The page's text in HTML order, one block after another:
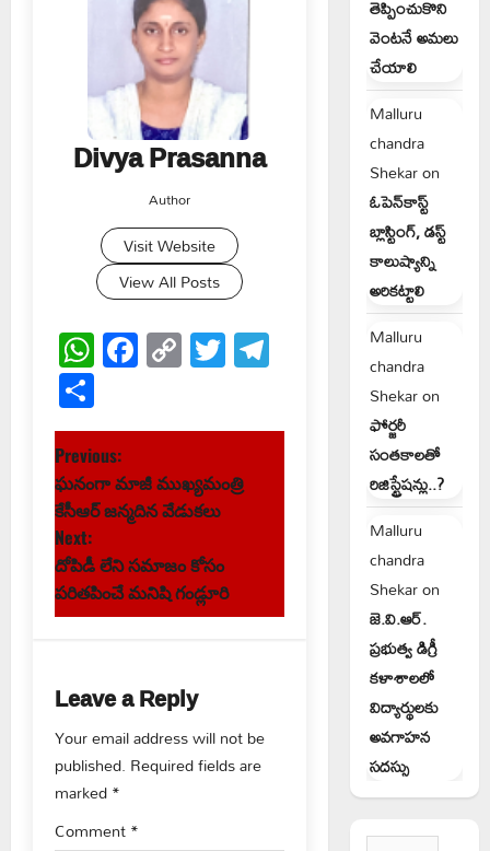
Divya Prasanna
Author
Visit Website
View All Posts
WhatsApp
Facebook
Copy
Link
TwitterTelegram
Share
P
o
s
t
a
v
i
g
Previous:
ఘనంగా మాజీ ముఖ్యమంత్రి
కేసీఆర్ జన్మదిన వేడుకలు
Next:
దోపిడీ లేని సమాజం కోసం
పరితపించే మనిషి గండ్లూరి
Leave a Reply
Your email address will not be
published. Required fields are
marked*
Comment*
తెప్పించుకొని
వెంటనే అమలు
చేయాలి
Malluru
chandra
Shekaron
ఓపెన్‌కాస్ట్
బ్లాస్టింగ్, డస్ట్
కాలుష్యాన్ని
అరికట్టాలి
Malluru
chandra
Shekaron
ఫోర్జరీ
సంతకాలతో
రిజిస్ట్రేషన్లు..?
Malluru
chandra
Shekaron
జె.వి.ఆర్.
ప్రభుత్వ డిగ్రీ
కళాశాలలో
విద్యార్థులకు
అవగాహన
సదస్సు